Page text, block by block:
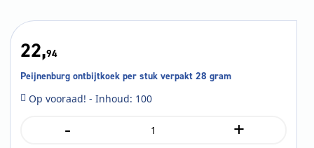
22,94
Peijnenburg ontbijtkoek per stuk verpakt 28 gram
Op vooraad! - Inhoud: 100
-
Peijnenburg
+